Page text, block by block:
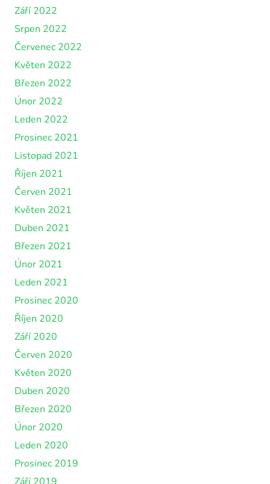
Září 2022
Srpen 2022
Červenec 2022
Květen 2022
Březen 2022
Únor 2022
Leden 2022
Prosinec 2021
Listopad 2021
Říjen 2021
Červen 2021
Květen 2021
Duben 2021
Březen 2021
Únor 2021
Leden 2021
Prosinec 2020
Říjen 2020
Září 2020
Červen 2020
Květen 2020
Duben 2020
Březen 2020
Únor 2020
Leden 2020
Prosinec 2019
Září 2019